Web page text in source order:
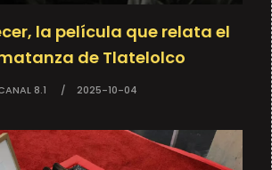
la película que relata el
de Tlatelolco
8.1 2025-10-04